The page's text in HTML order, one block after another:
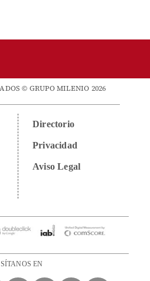
© GRUPO MILENIO 2026
Directorio
Privacidad
Aviso Legal
EN